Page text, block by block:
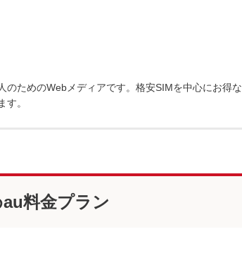
ためのWebメディアです。格安SIMを中心にお得な
。
料金プラン